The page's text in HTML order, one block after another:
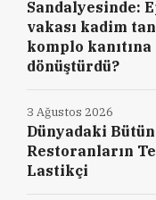
Sandalyesinde:
vakası kadim
komplo kanıtına
dönüştürdü?
Dünyadaki Bütün
Restoranların
Lastikçi
3 Ağustos 2026